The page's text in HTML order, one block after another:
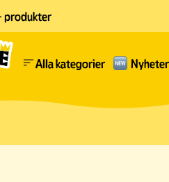
Alla kategorier Nyheter